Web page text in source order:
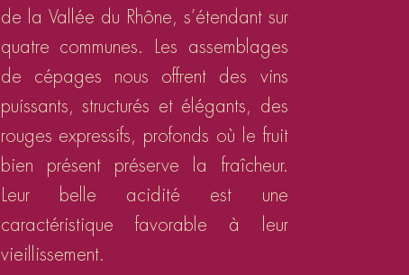
de la Vallée du Rhône, s’étendant sur
quatre communes. Les assemblages
de cépages nous offrent des vins
puissants, structurés et élégants, des
rouges expressifs, profonds où le fruit
bien présent préserve la fraîcheur.
Leur belle acidité est une
caractéristique favorable à leur
vieillissement.